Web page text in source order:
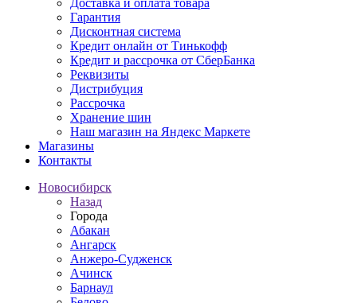
Доставка и оплата товара
Гарантия
Дисконтная система
Кредит онлайн от Тинькофф
Кредит и рассрочка от СберБанка
Реквизиты
Дистрибуция
Рассрочка
Хранение шин
Наш магазин на Яндекс Маркете
Магазины
Контакты
Новосибирск
Назад
Города
Абакан
Ангарск
Анжеро-Судженск
Ачинск
Барнаул